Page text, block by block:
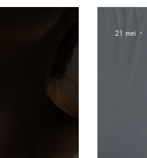
21 mei